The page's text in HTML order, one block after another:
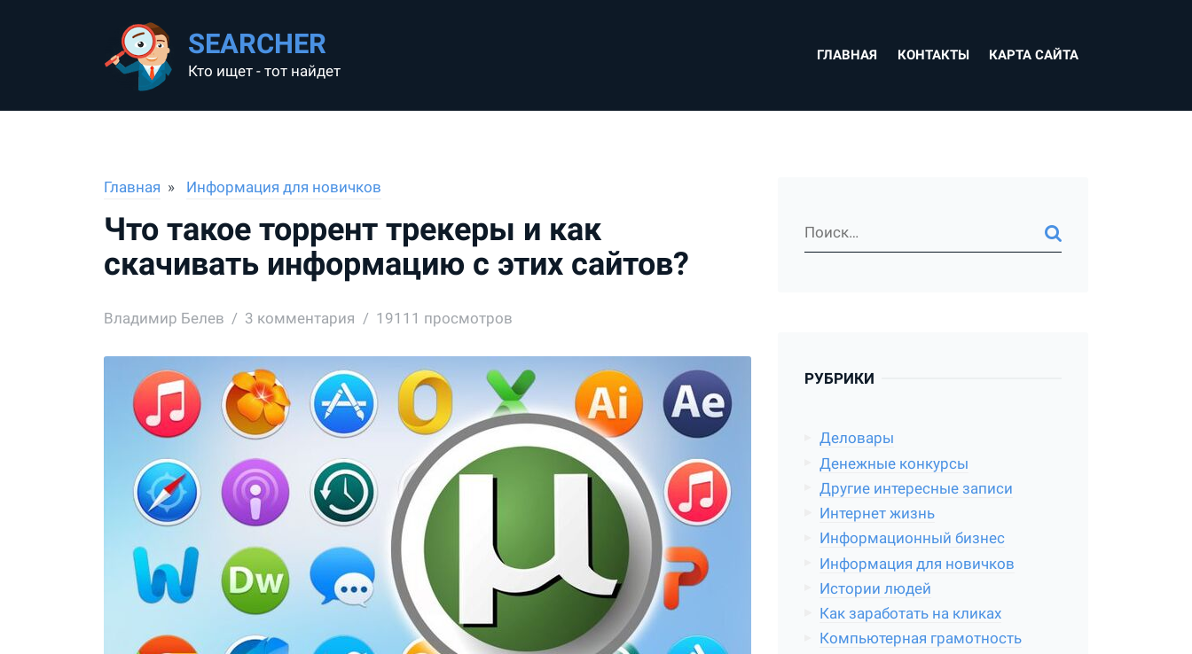
SEARCHER
Кто ищет - тот найдет
ГЛАВНАЯ КОНТАКТЫ КАРТА САЙТА
Главная Информация для новичков
Что такое торрент трекеры и как
скачивать информацию с этих сайтов?
Владимир Белев 3 комментария 19111 просмотров
РУБРИКИ
Деловары
Денежные конкурсы
Другие интересные записи
Интернет жизнь
Информационный бизнес
Информация для новичков
Истории людей
Как заработать на кликах
Компьютерная грамотность